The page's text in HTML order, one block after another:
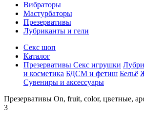
Вибраторы
Мастурбаторы
Презервативы
Лубриканты и гели
Секс шоп
Каталог
Презервативы Секс игрушки
и косметика БДСМ и фетиш Бельё
Сувениры и аксессуары
Презервативы On, fruit, color, цветные,
3